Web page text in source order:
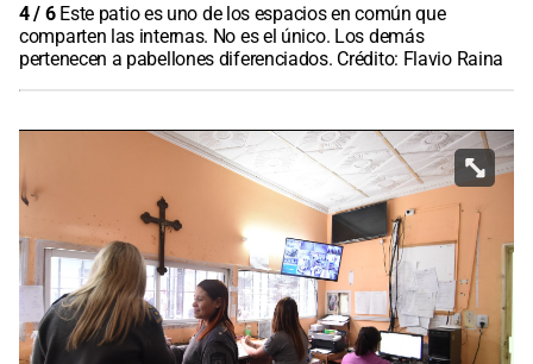
4/ 6 Este patio es uno de los espacios en común que
comparten las internas. No es el único. Los demás
pertenecen a pabellones diferenciados. Crédito: Flavio Raina